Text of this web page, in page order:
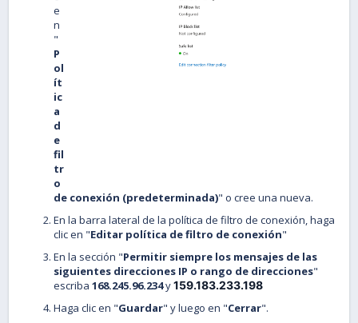
e
n
"
P
ol
ít
ic
a
d
e
fil
tr
o
de conexión (predeterminada)" o cree una nueva.
En la barra lateral de la política de filtro de conexión, haga
clic en "Editar política de filtro de conexión"
En la sección "Permitir siempre los mensajes de las
siguientes direcciones IP o rango de direcciones"
escriba 168.245.96.234y159.183.233.198
Haga clic en "Guardar" y luego en "Cerrar".